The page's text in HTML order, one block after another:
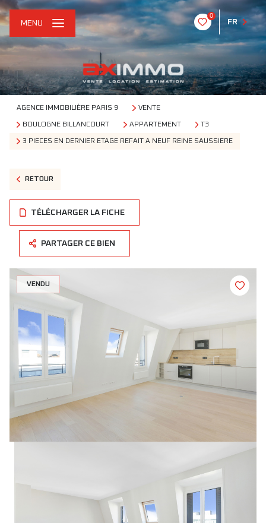
0
FR
MENU
AGENCE IMMOBILIÈRE PARIS 9 VENTE
BOULOGNE BILLANCOURT APPARTEMENT T3
3 PIECES EN DERNIER ETAGE REFAIT A NEUF REINE SAUSSIERE
RETOUR
TÉLÉCHARGER LA FICHE
PARTAGER CE BIEN
VENDU